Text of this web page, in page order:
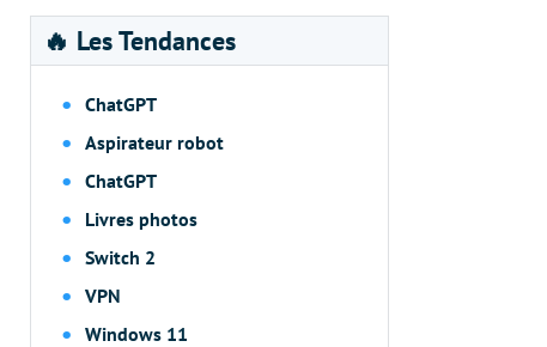
🔥 Les Tendances
ChatGPT
Aspirateur robot
ChatGPT
Livres photos
Switch 2
VPN
Windows 11